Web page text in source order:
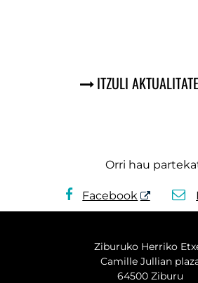
ITZULI
Orri hau
Facebook
Ziburuko Herriko
Camille Jullian
64500 Ziburu